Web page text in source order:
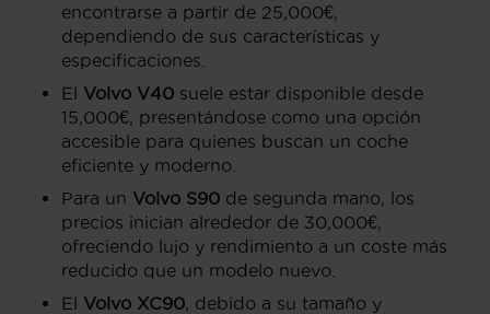
encontrarse a partir de 25,000€,
dependiendo de sus características y
especificaciones.
El Volvo V40 suele estar disponible desde
15,000€, presentándose como una opción
accesible para quienes buscan un coche
eficiente y moderno.
Para un Volvo S90 de segunda mano, los
precios inician alrededor de 30,000€,
ofreciendo lujo y rendimiento a un coste más
reducido que un modelo nuevo.
El Volvo XC90, debido a su tamaño y